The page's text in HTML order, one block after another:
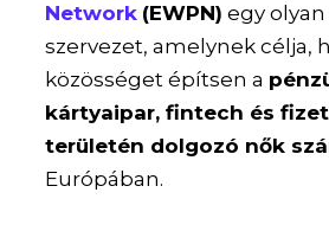
Network (EWPN) egy
szervezet, amelynek célja,
közösséget építsen a
kártyaipar, fintech és
területén dolgozó nők
Európában.